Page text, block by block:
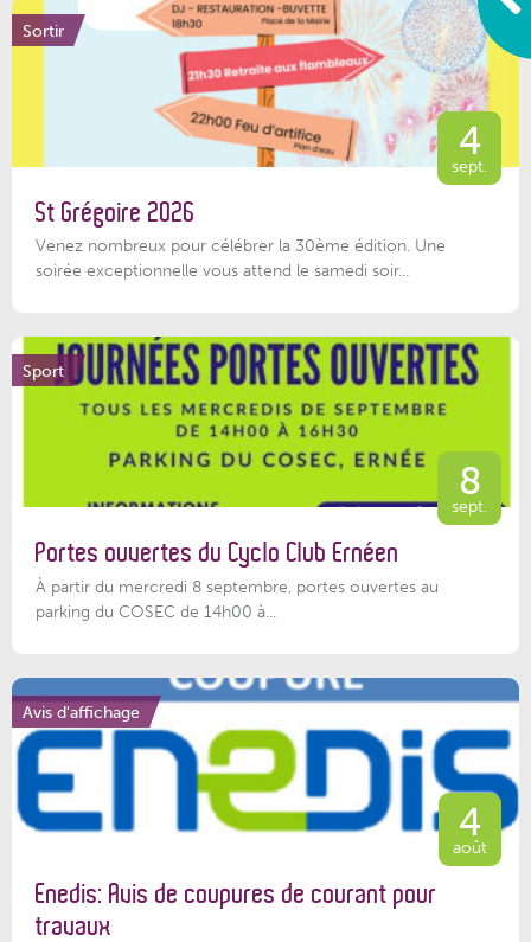
Sortir
4
sept.
St Grégoire 2026
Venez nombreux pour célébrer la 30ème édition. Une
soirée exceptionnelle vous attend le samedi soir...
Sport
8
sept.
Portes ouvertes du Cyclo Club Ernéen
À partir du mercredi 8 septembre, portes ouvertes au
parking du COSEC de 14h00 à...
Avis d'affichage
4
août
Enedis: Avis de coupures de courant pour
travaux